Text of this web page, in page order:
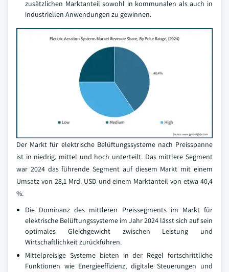
zusätzlichen Marktanteil sowohl in kommunalen als auch in
industriellen Anwendungen zu gewinnen.
Der Markt für elektrische Belüftungssysteme nach Preisspanne
ist in niedrig, mittel und hoch unterteilt. Das mittlere Segment
war 2024 das führende Segment auf diesem Markt mit einem
Umsatz von 28,1 Mrd. USD und einem Marktanteil von etwa 40,4
%.
Die Dominanz des mittleren Preissegments im Markt für
elektrische Belüftungssysteme im Jahr 2024 lässt sich auf sein
optimales Gleichgewicht zwischen Leistung und
Wirtschaftlichkeit zurückführen.
Mittelpreisige Systeme bieten in der Regel fortschrittliche
Funktionen wie Energieeffizienz, digitale Steuerungen und